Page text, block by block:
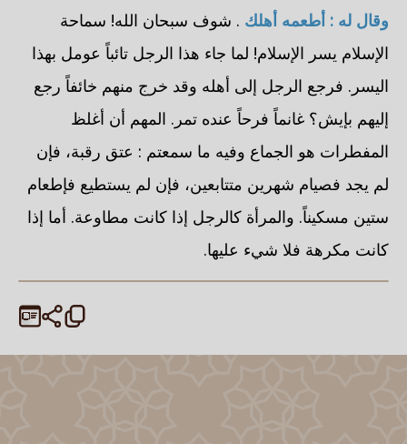
وقال له : أطعمه أهلك . شوف سبحان الله! سماحة
الإسلام يسر الإسلام! لما جاء هذا الرجل تائباً عومل بهذا
اليسر. فرجع الرجل إلى أهله وقد خرج منهم خائفاً رجع
إليهم بإيش؟ غانماً فرحاً عنده تمر. المهم أن أغلظ
المفطرات هو الجماع وفيه ما سمعتم : عتق رقبة، فإن
لم يجد فصيام شهرين متتابعين، فإن لم يستطيع فإطعام
ستين مسكيناً. والمرأة كالرجل إذا كانت مطاوعة. أما إذا
كانت مكرهة فلا شيء عليها.